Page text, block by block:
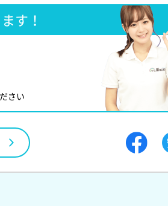
す！
さい